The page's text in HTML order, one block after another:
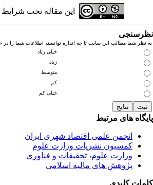
این مقاله تحت شرایط
نظرسنجی
به نظر شما مطالب این سایت تا چه اندازه توانسته اطلاعات شما را
خیلی زیاد
زیاد
متوسط
کم
خیلی کم
پایگاه های مرتبط
انجمن علمی اقتصاد شهری ایران
کمسیون نشریات وزارت علوم
وزارت علوم، تحقیقات و فناوری
پژوهش های مالیه اسلامی
کلمات کلیدی